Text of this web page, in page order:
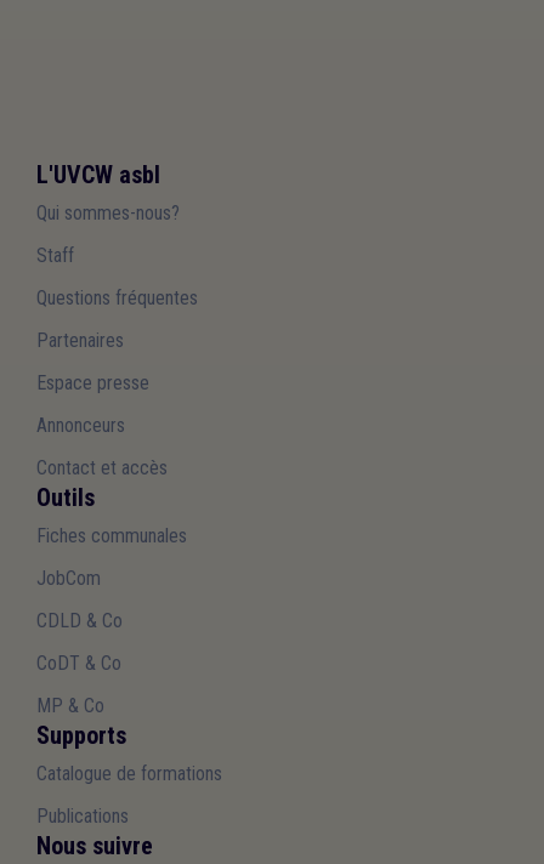
L'UVCW asbl
Qui sommes-nous?
Staff
Questions fréquentes
Partenaires
Espace presse
Annonceurs
Contact et accès
Outils
Fiches communales
JobCom
CDLD & Co
CoDT & Co
MP & Co
Supports
Catalogue de formations
Publications
Nous suivre